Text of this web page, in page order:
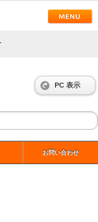
PC 表示
お問い合わせ